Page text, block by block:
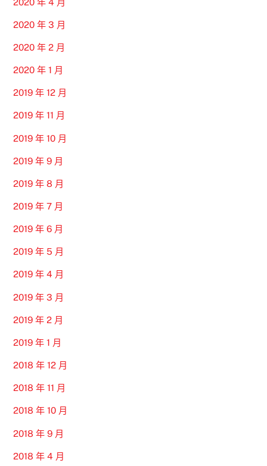
2020 年 3 月
2020 年 2 月
2020 年 1 月
2019 年 12 月
2019 年 11 月
2019 年 10 月
2019 年 9 月
2019 年 8 月
2019 年 7 月
2019 年 6 月
2019 年 5 月
2019 年 4 月
2019 年 3 月
2019 年 2 月
2019 年 1 月
2018 年 12 月
2018 年 11 月
2018 年 10 月
2018 年 9 月
2018 年 4 月